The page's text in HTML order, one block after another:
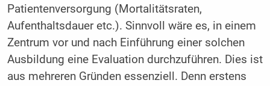
Patientenversorgung (Mortalitätsraten,
Aufenthaltsdauer etc.). Sinnvoll wäre es, in einem
Zentrum vor und nach Einführung einer solchen
Ausbildung eine Evaluation durchzuführen. Dies ist
aus mehreren Gründen essenziell. Denn erstens